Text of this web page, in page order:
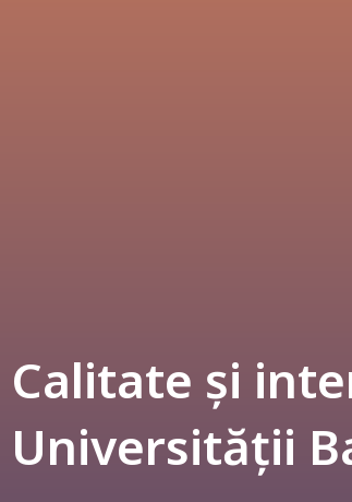
Calitate și
Universității